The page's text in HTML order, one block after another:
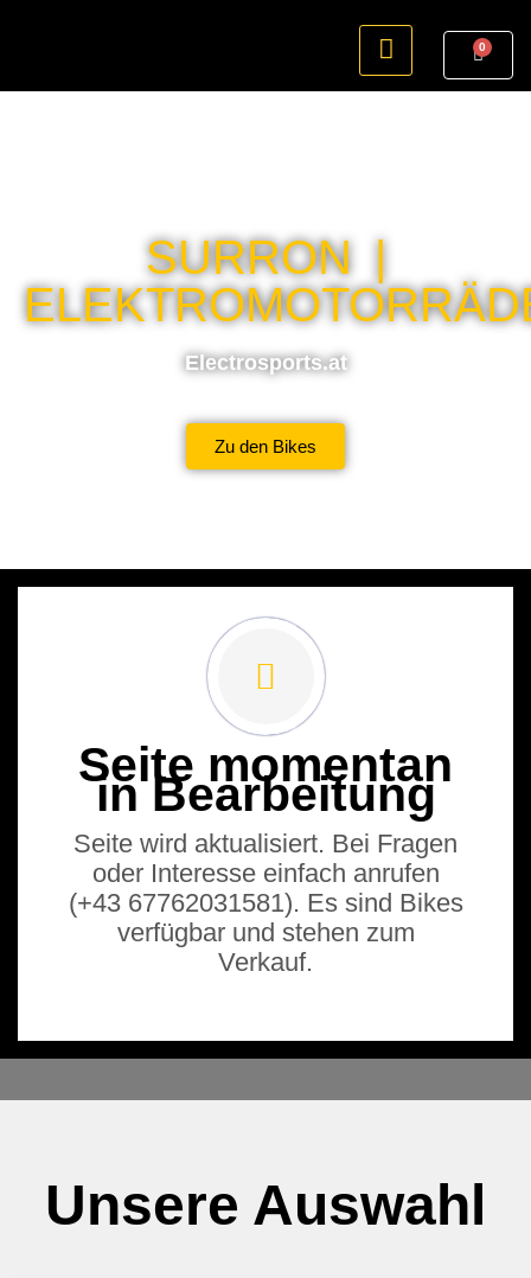
0
SURRON |
Electrosports.at
Zu den Bikes
Seite momentan
in Bearbeitung
Seite wird aktualisiert. Bei Fragen
oder Interesse einfach anrufen
(+43 67762031581). Es sind Bikes
verfügbar und stehen zum
Verkauf.
Unsere Auswahl